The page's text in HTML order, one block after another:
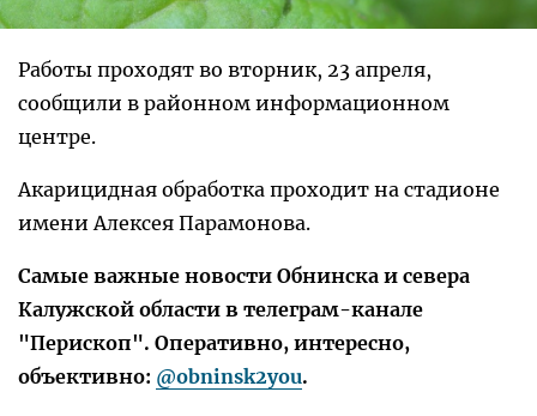
Работы проходят во вторник, 23 апреля,
сообщили в районном информационном
центре.
Акарицидная обработка проходит на стадионе
имени Алексея Парамонова.
Самые важные новости Обнинска и севера
Калужской области в телеграм-канале
"Перископ". Оперативно, интересно,
объективно: @obninsk2you.